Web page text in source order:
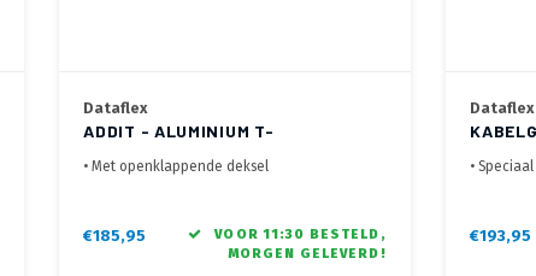
Dataflex
ADDIT - ALUMINIUM T-
VERBINDINGSSTUK
• Met openklappende deksel
• Eenvoudig benaderbaar dankzij
€185,95
VOOR 11:30 BESTELD,
MORGEN GELEVERD!
Dataflex
•
•
•
€193,95